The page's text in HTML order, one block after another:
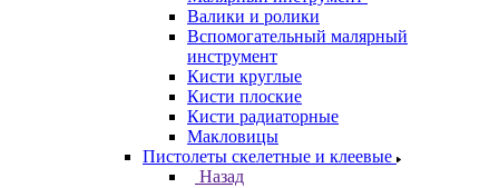
Валики и ролики
Вспомогательный малярный
инструмент
Кисти круглые
Кисти плоские
Кисти радиаторные
Макловицы
Пистолеты скелетные и клеевые
Назад